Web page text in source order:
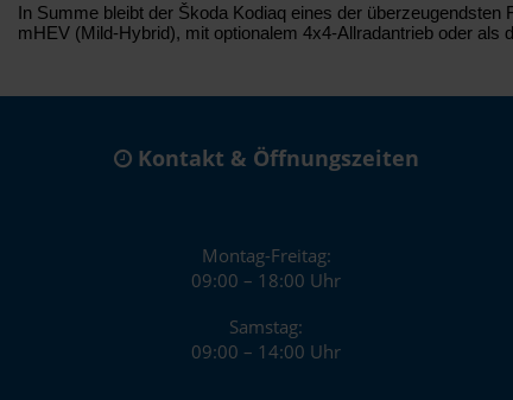
In Summe bleibt der Škoda Kodiaq eines der
mHEV (Mild-Hybrid), mit optionalem 4x4-Allradantrieb oder
Kontakt & Öffnungszeiten
Montag-Freitag:
09:00 – 18:00 Uhr
Samstag:
09:00 – 14:00 Uhr